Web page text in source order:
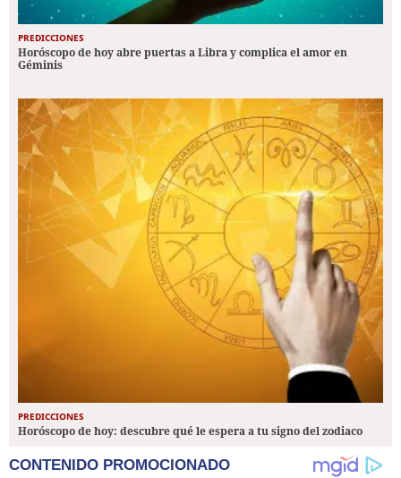
PREDICCIONES
Horóscopo de hoy abre puertas a Libra y complica el amor en
Géminis
PREDICCIONES
Horóscopo de hoy: descubre qué le espera a tu signo del zodiaco
CONTENIDO PROMOCIONADO